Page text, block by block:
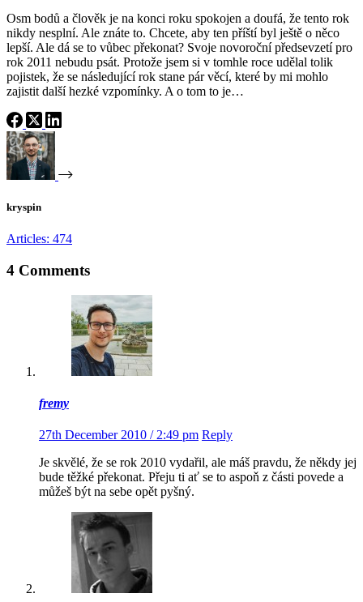
Osm bodů a člověk je na konci roku spokojen a doufá, že tento rok
nikdy nesplní. Ale znáte to. Chcete, aby ten příští byl ještě o něco
lepší. Ale dá se to vůbec překonat? Svoje novoroční předsevzetí pro
rok 2011 nebudu psát. Protože jsem si v tomhle roce udělal tolik
pojistek, že se následující rok stane pár věcí, které by mi mohlo
zajistit další hezké vzpomínky. A o tom to je…
kryspin
Articles: 474
4 Comments
fremy
27th December 2010 / 2:49 pm Reply
Je skvělé, že se rok 2010 vydařil, ale máš pravdu, že někdy jej
bude těžké překonat. Přeju ti ať se to aspoň z části povede a
můžeš být na sebe opět pyšný.